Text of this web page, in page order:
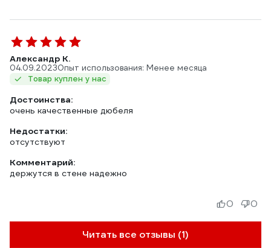
Александр К.
04.09.2023Опыт использования: Менее месяца
Товар куплен у нас
Достоинства:
очень качественные дюбеля
Недостатки:
отсутствуют
Комментарий:
держутся в стене надежно
Читать все отзывы (1)
0 0